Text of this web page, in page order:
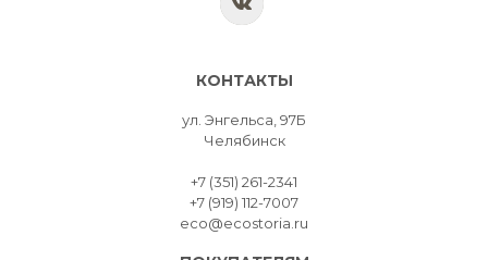
КОНТАКТЫ
ул. Энгельса, 97Б
Челябинск
+7 (351) 261-2341
+7 (919) 112-7007
eco@ecostoria.ru